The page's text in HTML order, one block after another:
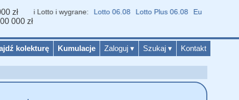
kolekturę Kumulacje Zaloguj ▾ Szukaj ▾ Kontakt
zł
000 zł
Wyniki Lotto i wygrane: Lotto 06.08 Lotto Plus 06.08 Eurojackpot 07.08